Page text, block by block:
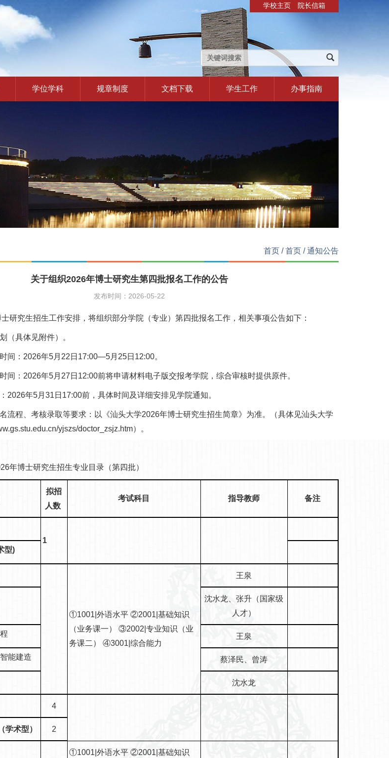
学校主页 院长信箱
学位学科 规章制度 文档下载 学生工作 办事指南
首页 /首页 /通知公告
关于组织2026年博士研究生第四批报名工作的公告
发布时间：2026-05-22
究生招生工作安排，将组织部分学院（专业）第四批报名工作，相关事项公告如下：
具体见附件）。
：2026年5月22日17:00—5月25日12:00。
：2026年5月27日12:00前将申请材料电子版交报考学院，综合审核时提供原件。
年5月31日17:00前，具体时间及详细安排见学院通知。
程、考核录取等要求：以《汕头大学2026年博士研究生招生简章》为准。（具体见汕头大学
yjszs/doctor_zsjz.htm）。
博士研究生招生专业目录（第四批）
拟招
人数
考试科目 指导教师 备注
1
型)
①1001|外语水平 ②2001|基础知识
（业务课一） ③2002|专业知识（业
务课二） ④3001|综合能力
王泉
沈水龙、张升（国家级
人才）
王泉
能建造 蔡泽民、曾涛
沈水龙
4
学术型） 2
①1001|外语水平 ②2001|基础知识